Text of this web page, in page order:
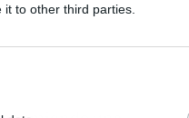
to other third parties.